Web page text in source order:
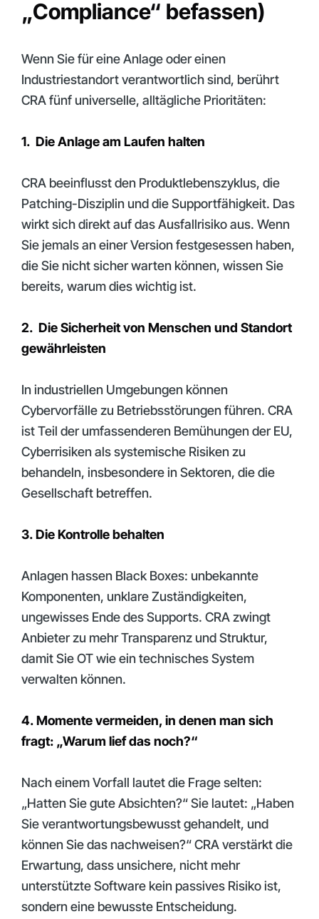
„Compliance“ befassen)
Wenn Sie für eine Anlage oder einen
Industriestandort verantwortlich sind, berührt
CRA fünf universelle, alltägliche Prioritäten:
1. Die Anlage am Laufen halten
CRA beeinflusst den Produktlebenszyklus, die
Patching-Disziplin und die Supportfähigkeit. Das
wirkt sich direkt auf das Ausfallrisiko aus. Wenn
Sie jemals an einer Version festgesessen haben,
die Sie nicht sicher warten können, wissen Sie
bereits, warum dies wichtig ist.
2. Die Sicherheit von Menschen und Standort
gewährleisten
In industriellen Umgebungen können
Cybervorfälle zu Betriebsstörungen führen. CRA
ist Teil der umfassenderen Bemühungen der EU,
Cyberrisiken als systemische Risiken zu
behandeln, insbesondere in Sektoren, die die
Gesellschaft betreffen.
3. Die Kontrolle behalten
Anlagen hassen Black Boxes: unbekannte
Komponenten, unklare Zuständigkeiten,
ungewisses Ende des Supports. CRA zwingt
Anbieter zu mehr Transparenz und Struktur,
damit Sie OT wie ein technisches System
verwalten können.
4. Momente vermeiden, in denen man sich
fragt: „Warum lief das noch?“
Nach einem Vorfall lautet die Frage selten:
„Hatten Sie gute Absichten?“ Sie lautet: „Haben
Sie verantwortungsbewusst gehandelt, und
können Sie das nachweisen?“ CRA verstärkt die
Erwartung, dass unsichere, nicht mehr
unterstützte Software kein passives Risiko ist,
sondern eine bewusste Entscheidung.